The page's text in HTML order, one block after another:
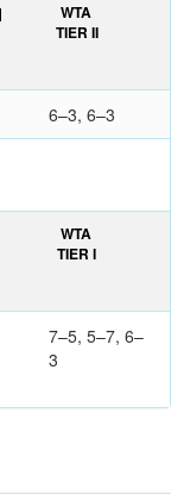
WTA
TIER II
6–3, 6–3
WTA
TIER I
7–5, 5–7, 6–
3